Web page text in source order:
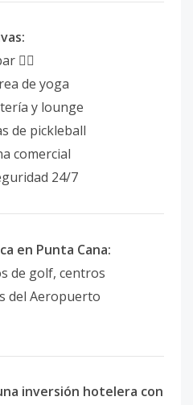
🏊‍♂️
de yoga
y lounge
de pickleball
comercial
24/7
en Punta Cana:
de golf, centros
del Aeropuerto
inversión hotelera con